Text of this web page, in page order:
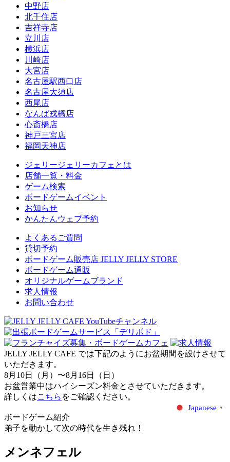
中野店
北千住店
吉祥寺店
立川店
横浜店
川崎店
大宮店
名古屋駅西口店
名古屋大須店
西尾店
なんば戎橋店
心斎橋店
神戸三宮店
福岡天神店
ジェリージェリーカフェとは
店舗一覧・料金
ゲーム検索
ボードゲームイベント
お知らせ
かんたんウェブ予約
よくあるご質問
貸切予約
ボードゲーム販売店 JELLY JELLY STORE
ボードゲーム通販
オリジナルゲームブランド
求人情報
お問い合わせ
JELLY JELLY CAFE では下記のようにお盆期間を設けさせて
いただきます。
8月10日（月）〜8月16日（日）
お盆営業中はハイシーズン料金とさせていただきます。
詳しくはこちら をご確認ください。
Japanese ▼
ボードゲーム紹介
弟子を動かして次の時代を生き残れ！
メンネフェル